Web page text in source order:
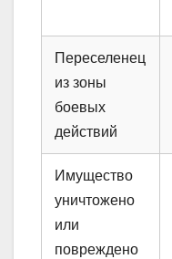
Переселенец
из зоны
боевых
действий
Имущество
уничтожено
или
повреждено